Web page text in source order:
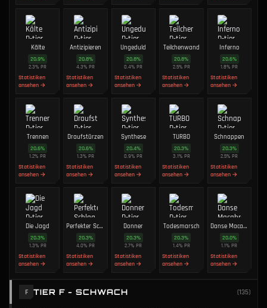
Kälte
20.9%
2.3%PR
Statistiken
ansehen →
Antizipieren
20.8%
4.3%PR
Statistiken
ansehen →
Ungeduld
20.8%
0.4%PR
Statistiken
ansehen →
Teilchenwand
20.8%
2.5% PR
Statistiken
ansehen →
Inferno
20.6%
1.8%PR
Statistiken
ansehen →
Trennen
20.6%
1.2%PR
Statistiken
ansehen →
Draufstürzen
20.6%
1.3%PR
Statistiken
ansehen →
Synthese
20.4%
0.9%PR
Statistiken
ansehen →
TURBO
20.3%
3.1% PR
Statistiken
ansehen →
Schnappen
20.3%
2.5%PR
Statistiken
ansehen →
Die Jagd
20.3%
1.3% PR
Statistiken
ansehen →
Perfekter Schlag
20.3%
4.0%PR
Statistiken
ansehen →
Donner
20.3%
2.7%PR
Statistiken
ansehen →
Todesmarsch
20.3%
1.4% PR
Statistiken
ansehen →
Danse Macabre
20.0%
1.1%PR
Statistiken
ansehen →
F TIER F - SCHWACH (135)